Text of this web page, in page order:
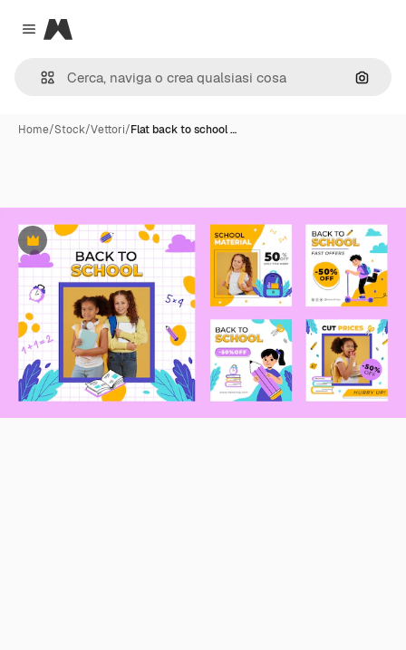
Close menu
Magnific
Cerca
Home/Stock/Vettori/Flat back to school …
Premium